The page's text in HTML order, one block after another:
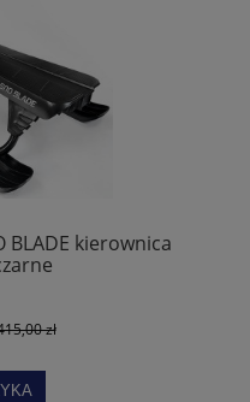
BLADE kierownica
zł